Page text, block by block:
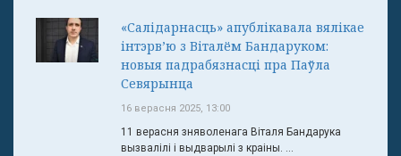
«Салідарнасць» апублікавала вялікае
інтэрв’ю з Віталём Бандаруком:
новыя падрабязнасці пра Паўла
Севярынца
16 верасня 2025, 13:00
11 верасня зняволенага Віталя Бандарука
вызвалілі і выдварылі з краіны. ...